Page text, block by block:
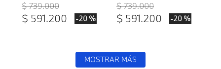
$739.000
$ 591.200 -20 %
$739.000
$ 591.200 -20 %
MOSTRAR MÁS